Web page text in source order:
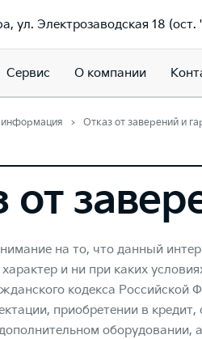
ул. Электрозаводская 18
Сервис О компании
Отказ от заверений и
от
на то, что данный
и ни при каких
кодекса
приобретении в